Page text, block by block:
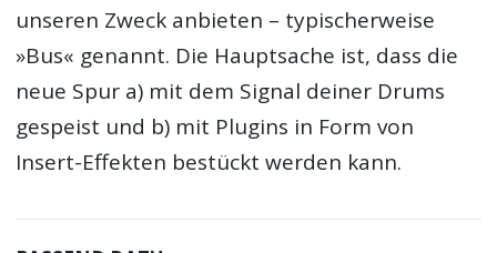
unseren Zweck anbieten – typischerweise
»Bus« genannt. Die Hauptsache ist, dass die
neue Spur a) mit dem Signal deiner Drums
gespeist und b) mit Plugins in Form von
Insert-Effekten bestückt werden kann.